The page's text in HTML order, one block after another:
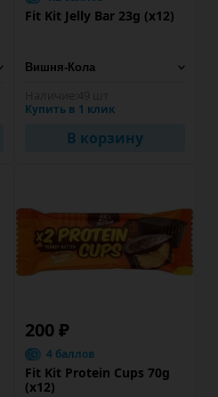
Fit Kit Jelly Bar 23g (x12)
Купить в 1 клик
В корзину
200 ₽
4 баллов
Fit Kit Protein Cups 70g
(x12)